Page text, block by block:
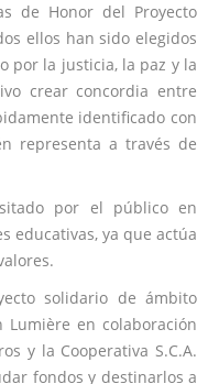
de Honor del Proyecto
ellos han sido elegidos
por la justicia, la paz y la
crear concordia entre
identificado con
representa a través de
por el público en
educativas, ya que actúa
solidario de ámbito
en colaboración
y la Cooperativa S.C.A.
fondos y destinarlos a